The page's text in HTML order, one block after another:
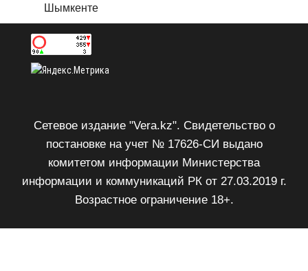
Шымкенте
Сетевое издание "Vera.kz". Свидетельство о
постановке на учет № 17626-СИ выдано
комитетом информации Министерства
информации и коммуникаций РК от 27.03.2019 г.
Возрастное ограничение 18+.